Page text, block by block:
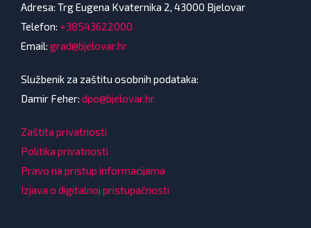
Adresa: Trg Eugena Kvaternika 2, 43000 Bjelovar
Telefon: +38543622000
Email: grad@bjelovar.hr
Službenik za zaštitu osobnih podataka:
Damir Feher: dpo@bjelovar.hr
Zaštita privatnosti
Politika privatnosti
Pravo na pristup informacijama
Izjava o digitalnoj pristupačnosti